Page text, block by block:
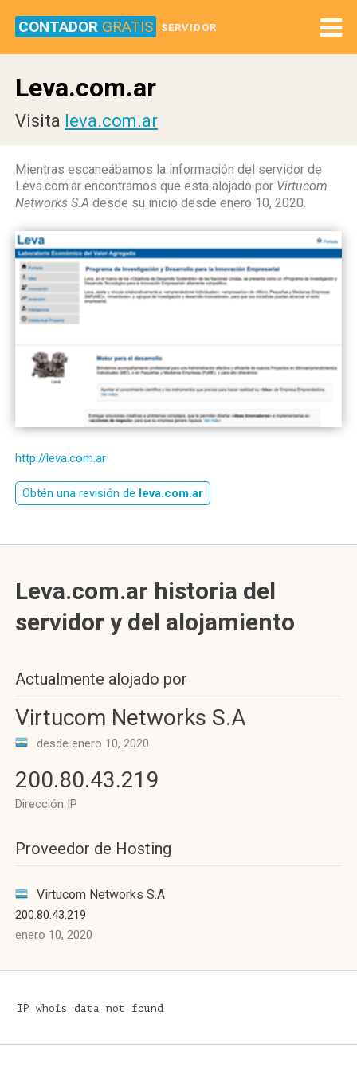
CONTADOR GRATIS SERVIDOR
Leva.com.ar
Visita leva.com.ar
Mientras escaneábamos la información del servidor de
Leva.com.ar encontramos que esta alojado por Virtucom
Networks S.A desde su inicio desde enero 10, 2020.
http://leva.com.ar
Obtén una revisión de leva.com.ar
Leva.com.ar historia del
servidor y del alojamiento
Actualmente alojado por
Virtucom Networks S.A
desde enero 10, 2020
200.80.43.219
Dirección IP
Proveedor de Hosting
Virtucom Networks S.A
200.80.43.219
enero 10, 2020
IP whois data not found